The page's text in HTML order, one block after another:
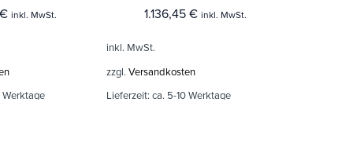
€ inkl. MwSt.
Werktage
1.136,45 € inkl. MwSt.
inkl. MwSt.
zzgl. Versandkosten
Lieferzeit: ca. 5-10 Werktage